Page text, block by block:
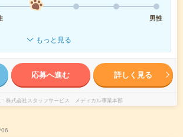
男性
もっと見る
応募へ進む 詳しく見る
株式会社スタッフサービス メディカル事業本部